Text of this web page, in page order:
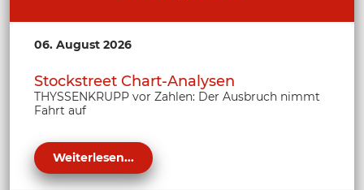
06. August 2026
Stockstreet Chart-Analysen
THYSSENKRUPP vor Zahlen: Der Ausbruch nimmt
Fahrt auf
Weiterlesen...